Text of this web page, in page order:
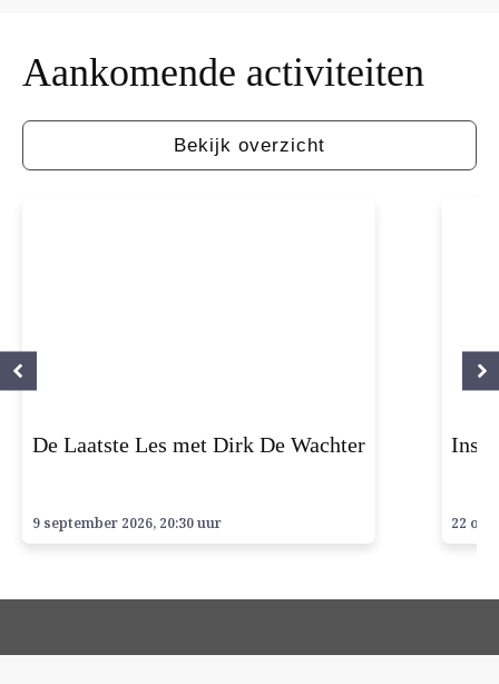
Aankomende activiteiten
Bekijk overzicht
De Laatste Les met Dirk De Wachter
9 september 2026, 20:30 uur 22